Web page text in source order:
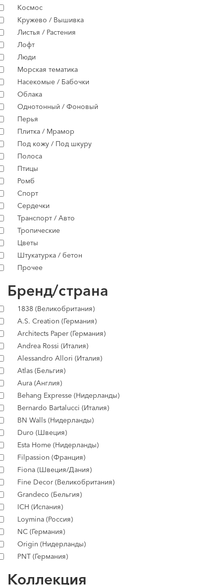
Космос
Кружево / Вышивка
Листья / Растения
Лофт
Люди
Морская тематика
Насекомые / Бабочки
Облака
Однотонный / Фоновый
Перья
Плитка / Мрамор
Под кожу / Под шкуру
Полоса
Птицы
Ромб
Спорт
Сердечки
Транспорт / Авто
Тропические
Цветы
Штукатурка / бетон
Прочее
Бренд/страна
1838 (Великобритания)
A.S. Creation (Германия)
Architects Paper (Германия)
Andrea Rossi (Италия)
Alessandro Allori (Италия)
Atlas (Бельгия)
Aura (Англия)
Behang Expresse (Нидерланды)
Bernardo Bartalucci (Италия)
BN Walls (Нидерланды)
Duro (Швеция)
Esta Home (Нидерланды)
Filpassion (Франция)
Fiona (Швеция/Дания)
Fine Decor (Великобритания)
Grandeco (Бельгия)
ICH (Испания)
Loymina (Россия)
NC (Германия)
Origin (Нидерланды)
PNT (Германия)
Коллекция